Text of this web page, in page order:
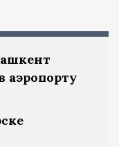
аэропорту